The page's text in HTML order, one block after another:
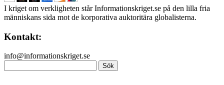
I kriget om verkligheten står Informationskriget.se på den lilla fria
människans sida mot de korporativa auktoritära globalisterna.
Kontakt:
info@informationskriget.se
efter: